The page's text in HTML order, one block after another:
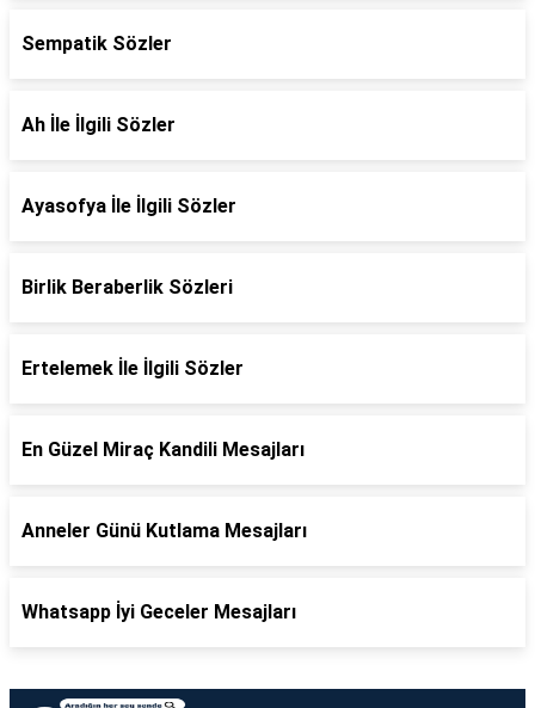
Sempatik Sözler
Ah İle İlgili Sözler
Ayasofya İle İlgili Sözler
Birlik Beraberlik Sözleri
Ertelemek İle İlgili Sözler
En Güzel Miraç Kandili Mesajları
Anneler Günü Kutlama Mesajları
Whatsapp İyi Geceler Mesajları